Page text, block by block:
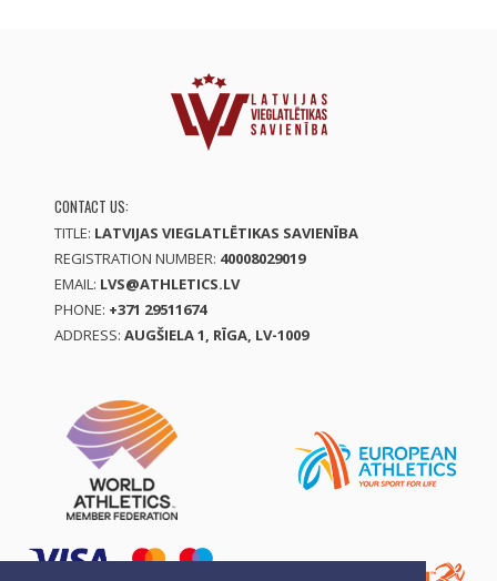
CONTACT US:
TITLE: LATVIJAS VIEGLATLĒTIKAS SAVIENĪBA
REGISTRATION NUMBER: 40008029019
EMAIL: LVS@ATHLETICS.LV
PHONE: +371 29511674
ADDRESS: AUGŠIELA 1, RĪGA, LV-1009